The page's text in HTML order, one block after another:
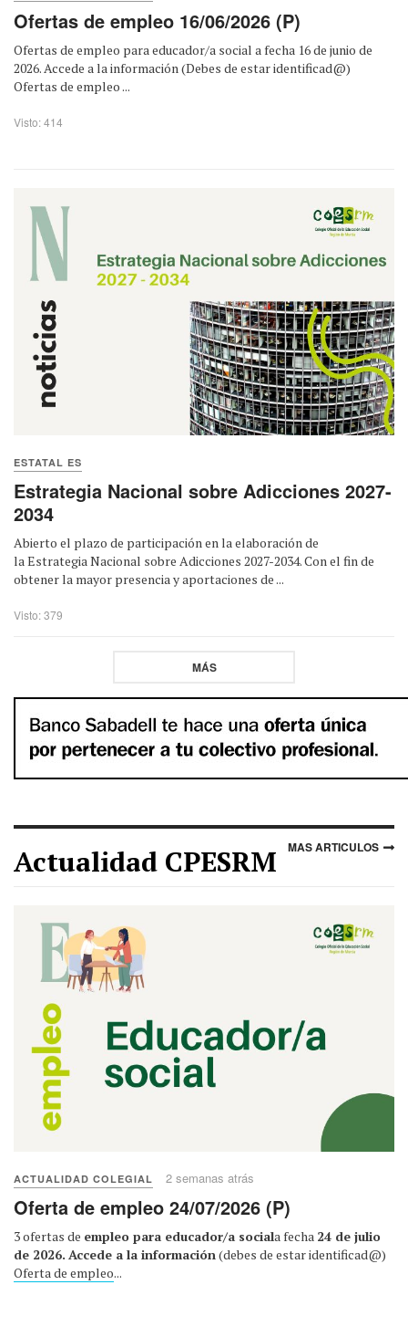
Ofertas de empleo 16/06/2026 (P)
Ofertas de empleo para educador/a social a fecha 16 de junio de
2026. Accede a la información (Debes de estar identificad@)
Ofertas de empleo ...
Visto: 414
ESTATAL ES
Estrategia Nacional sobre Adicciones 2027-
2034
Abierto el plazo de participación en la elaboración de
la Estrategia Nacional sobre Adicciones 2027-2034. Con el fin de
obtener la mayor presencia y aportaciones de ...
Visto: 379
MÁS
Actualidad CPESRM MAS ARTICULOS
ACTUALIDAD COLEGIAL 2 semanas atrás
Oferta de empleo 24/07/2026 (P)
3 ofertas de empleo para educador/a sociala fecha 24 de julio
de 2026. Accede a la información(debes de estar identificad@)
Oferta de empleo...